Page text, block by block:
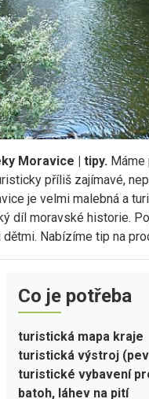
Moravice | tipy.
příliš zajímavé,
je velmi malebná a
díl moravské historie.
Nabízíme tip na
Co je potřeba
turistická mapa kraje
turistická výstroj
turistické vybavení
batoh, láhev na pití